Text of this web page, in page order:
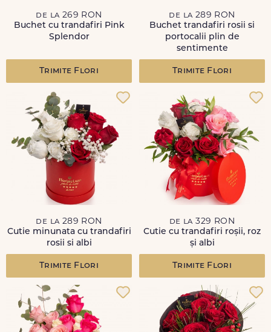
de la 269 RON
Buchet cu trandafiri Pink
Splendor
Trimite Flori
de la 289 RON
Buchet trandafiri rosii si
portocalii plin de
sentimente
Trimite Flori
de la 289 RON
Cutie minunata cu trandafiri
rosii si albi
Trimite Flori
de la 329 RON
Cutie cu trandafiri roșii, roz
și albi
Trimite Flori